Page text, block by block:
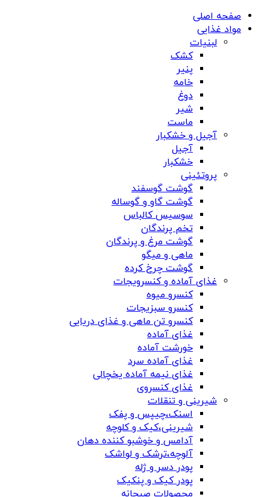
صفحه اصلی
مواد غذایی
لبنیات
کشک
پنیر
خامه
دوغ
شیر
ماست
آجیل و خشکبار
آجیل
خشکبار
پروتئینی
گوشت گوسفند
گوشت گاو و گوساله
سوسیس کالباس
تخم پرندگان
گوشت مرغ و پرندگان
ماهی و میگو
گوشت چرخ کرده
غذای آماده و کنسرویجات
کنسرو میوه
کنسرو سبزیجات
کنسرو تن ماهی و غذای دریایی
غذای آماده
خورشت آماده
غذای آماده سرد
غذای نیمه آماده یخچالی
غذای کنسروی
شیرینی و تنقلات
اسنک،چیپس و پفک
شیرینی،کیک و کلوچه
آدامس و خوشبو کننده دهان
آلوچه،ترشک و لواشک
پودر دسر و ژله
پودر کیک و پنکیک
محصولات صبحانه